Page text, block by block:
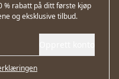
% rabatt på ditt første kjøp
og eksklusive tilbud.